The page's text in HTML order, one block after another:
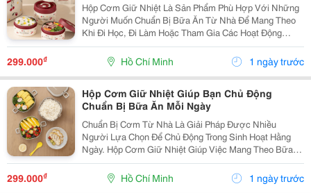
Hộp Cơm Giữ Nhiệt Là Sản Phẩm Phù Hợp Với Những
Người Muốn Chuẩn Bị Bữa Ăn Từ Nhà Để Mang Theo
Khi Đi Học, Đi Làm Hoặc Tham Gia Các Hoạt Động
Ngoài Trời. Với Thiết Kế Tiện Dụng, Sản Phẩm Giúp
Việc Mang Cơm Trở Nên Gọn Gàng Và Thuận Tiện Hơn
Trong...
299.000₫ Hồ Chí Minh 1 ngày trước
Hộp Cơm Giữ Nhiệt Giúp Bạn Chủ Động
Chuẩn Bị Bữa Ăn Mỗi Ngày
Chuẩn Bị Cơm Từ Nhà Là Giải Pháp Được Nhiều
Người Lựa Chọn Để Chủ Động Trong Sinh Hoạt Hằng
Ngày. Hộp Cơm Giữ Nhiệt Giúp Việc Mang Theo Bữa
Ăn Trở Nên Thuận Tiện Hơn, Phù Hợp Cho Học Sinh,
Sinh Viên, Nhân Viên Văn Phòng Và Những Người
Thường Xuyên Di...
299.000₫ Hồ Chí Minh 1 ngày trước